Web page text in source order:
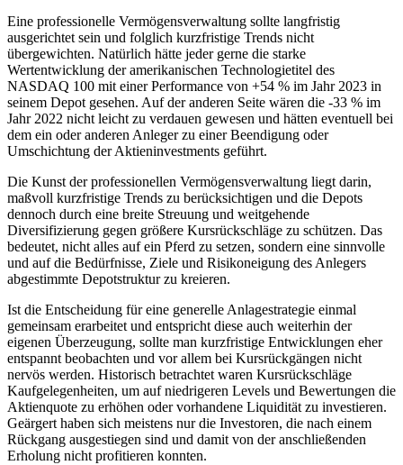
Eine professionelle Vermögensverwaltung sollte langfristig
ausgerichtet sein und folglich kurzfristige Trends nicht
übergewichten. Natürlich hätte jeder gerne die starke
Wertentwicklung der amerikanischen Technologietitel des
NASDAQ 100 mit einer Performance von +54 % im Jahr 2023 in
seinem Depot gesehen. Auf der anderen Seite wären die -33 % im
Jahr 2022 nicht leicht zu verdauen gewesen und hätten eventuell bei
dem ein oder anderen Anleger zu einer Beendigung oder
Umschichtung der Aktieninvestments geführt.
Die Kunst der professionellen Vermögensverwaltung liegt darin,
maßvoll kurzfristige Trends zu berücksichtigen und die Depots
dennoch durch eine breite Streuung und weitgehende
Diversifizierung gegen größere Kursrückschläge zu schützen. Das
bedeutet, nicht alles auf ein Pferd zu setzen, sondern eine sinnvolle
und auf die Bedürfnisse, Ziele und Risikoneigung des Anlegers
abgestimmte Depotstruktur zu kreieren.
Ist die Entscheidung für eine generelle Anlagestrategie einmal
gemeinsam erarbeitet und entspricht diese auch weiterhin der
eigenen Überzeugung, sollte man kurzfristige Entwicklungen eher
entspannt beobachten und vor allem bei Kursrückgängen nicht
nervös werden. Historisch betrachtet waren Kursrückschläge
Kaufgelegenheiten, um auf niedrigeren Levels und Bewertungen die
Aktienquote zu erhöhen oder vorhandene Liquidität zu investieren.
Geärgert haben sich meistens nur die Investoren, die nach einem
Rückgang ausgestiegen sind und damit von der anschließenden
Erholung nicht profitieren konnten.